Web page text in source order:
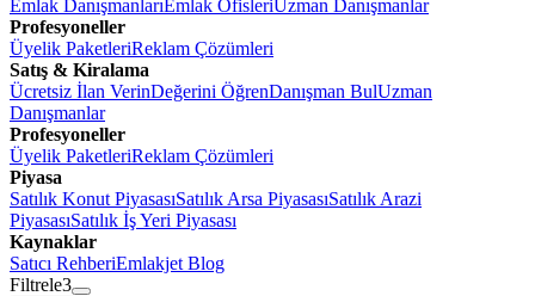
Emlak DanışmanlarıEmlak OfisleriUzman Danışmanlar
Profesyoneller
Üyelik PaketleriReklam Çözümleri
Satış & Kiralama
Ücretsiz İlan VerinDeğerini ÖğrenDanışman BulUzman
Danışmanlar
Profesyoneller
Üyelik PaketleriReklam Çözümleri
Piyasa
Satılık Konut PiyasasıSatılık Arsa PiyasasıSatılık Arazi
PiyasasıSatılık İş Yeri Piyasası
Kaynaklar
Satıcı RehberiEmlakjet Blog
Filtrele3